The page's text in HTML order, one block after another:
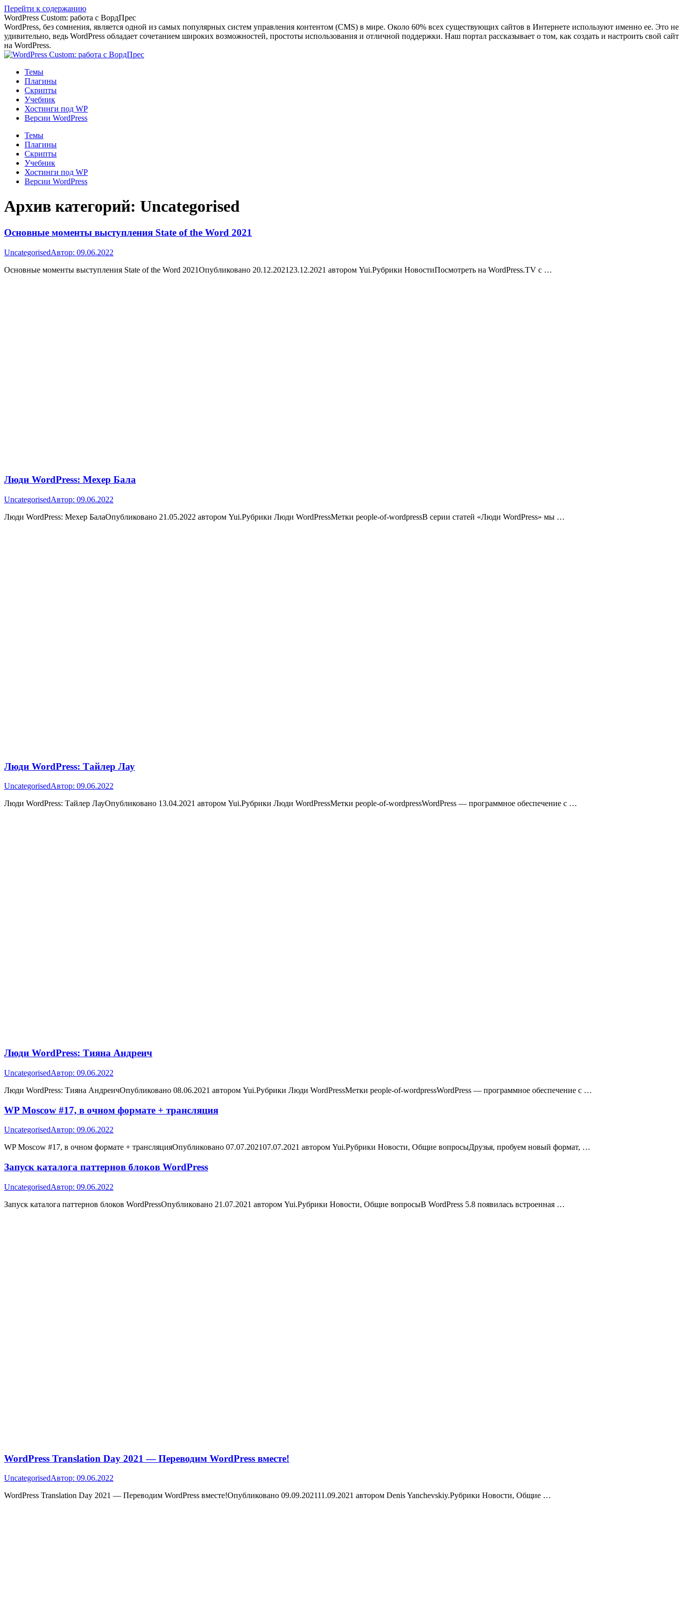
Перейти к содержанию
WordPress Custom: работа с ВордПрес
WordPress, без сомнения, является одной из самых популярных систем управления контентом (CMS) в мире. Около 60% всех существующих сайтов в Интернете используют именно ее. Это не
удивительно, ведь WordPress обладает сочетанием широких возможностей, простоты использования и отличной поддержки. Наш портал рассказывает о том, как создать и настроить свой сайт
на WordPress.
Темы
Плагины
Скрипты
Учебник
Хостинги под WP
Версии WordPress
Темы
Плагины
Скрипты
Учебник
Хостинги под WP
Версии WordPress
Архив категорий: Uncategorised
Основные моменты выступления State of the Word 2021
UncategorisedАвтор: 09.06.2022
Основные моменты выступления State of the Word 2021Опубликовано 20.12.202123.12.2021 автором Yui.Рубрики НовостиПосмотреть на WordPress.TV с …
Люди WordPress: Мехер Бала
UncategorisedАвтор: 09.06.2022
Люди WordPress: Мехер БалаОпубликовано 21.05.2022 автором Yui.Рубрики Люди WordPressМетки people-of-wordpressВ серии статей «Люди WordPress» мы …
Люди WordPress: Тайлер Лау
UncategorisedАвтор: 09.06.2022
Люди WordPress: Тайлер ЛауОпубликовано 13.04.2021 автором Yui.Рубрики Люди WordPressМетки people-of-wordpressWordPress — программное обеспечение с …
Люди WordPress: Тияна Андреич
UncategorisedАвтор: 09.06.2022
Люди WordPress: Тияна АндреичОпубликовано 08.06.2021 автором Yui.Рубрики Люди WordPressМетки people-of-wordpressWordPress — программное обеспечение с …
WP Moscow #17, в очном формате + трансляция
UncategorisedАвтор: 09.06.2022
WP Moscow #17, в очном формате + трансляцияОпубликовано 07.07.202107.07.2021 автором Yui.Рубрики Новости, Общие вопросыДрузья, пробуем новый формат, …
Запуск каталога паттернов блоков WordPress
UncategorisedАвтор: 09.06.2022
Запуск каталога паттернов блоков WordPressОпубликовано 21.07.2021 автором Yui.Рубрики Новости, Общие вопросыВ WordPress 5.8 появилась встроенная …
WordPress Translation Day 2021 — Переводим WordPress вместе!
UncategorisedАвтор: 09.06.2022
WordPress Translation Day 2021 — Переводим WordPress вместе!Опубликовано 09.09.202111.09.2021 автором Denis Yanchevskiy.Рубрики Новости, Общие …